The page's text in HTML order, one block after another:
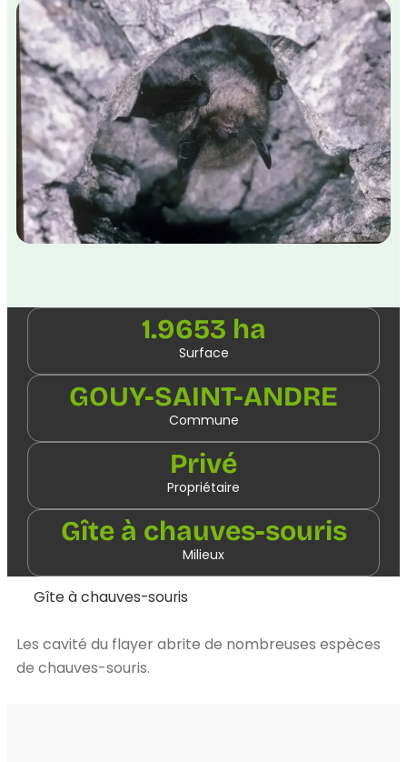
1.9653 ha
Surface
GOUY-SAINT-ANDRE
Commune
Privé
Propriétaire
Gîte à chauves-souris
Milieux
Gîte à chauves-souris
Les cavité du flayer abrite de nombreuses espèces
de chauves-souris.